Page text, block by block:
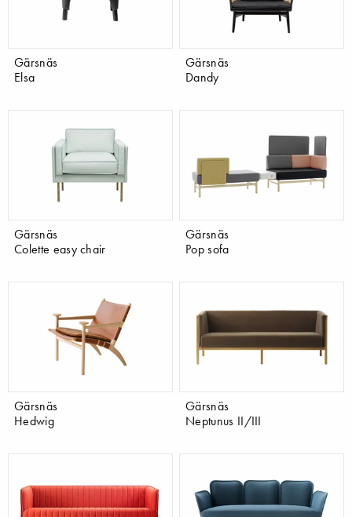
Gärsnäs
Elsa
Gärsnäs
Dandy
Gärsnäs
Colette easy chair
Gärsnäs
Pop sofa
Gärsnäs
Hedwig
Gärsnäs
Neptunus II/III